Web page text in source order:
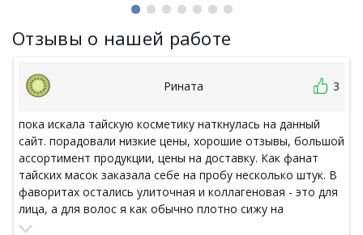
Отзывы о нашей работе
Рината 3
пока искала тайскую косметику наткнулась на данный
сайт. порадовали низкие цены, хорошие отзывы, большой
ассортимент продукции, цены на доставку. Как фанат
тайских масок заказала себе на пробу несколько штук. В
фаворитах остались улиточная и коллагеновая - это для
лица, а для волос я как обычно плотно сижу на
кокосовых. Заказала их сразу 3 шт разных на пробу.